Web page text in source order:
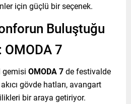
için güçlü bir seçenek.
Buluştuğu
7
gemisi OMODA 7de festivalde
gövde hatları, avangart
bir araya getiriyor.